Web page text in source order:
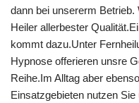
dann bei unsererm Betrieb.
Heiler allerbester
kommt dazu.Unter
Hypnose offerieren unsre
Reihe.Im Alltag aber
Einsatzgebieten nutzen